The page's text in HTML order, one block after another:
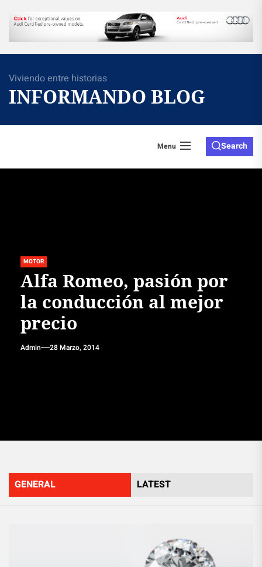
Skip
the
Viviendo entre historias
INFORMANDO BLOG
Menu Search
MOTOR
Alfa Romeo, pasión por
la conducción al mejor
precio
Admin 28 Marzo, 2014
GENERAL LATEST